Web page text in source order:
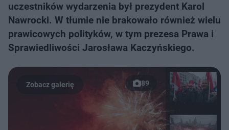
uczestników wydarzenia był prezydent Karol
Nawrocki. W tłumie nie brakowało również wielu
prawicowych polityków, w tym prezesa Prawa i
Sprawiedliwości Jarosława Kaczyńskiego.
89